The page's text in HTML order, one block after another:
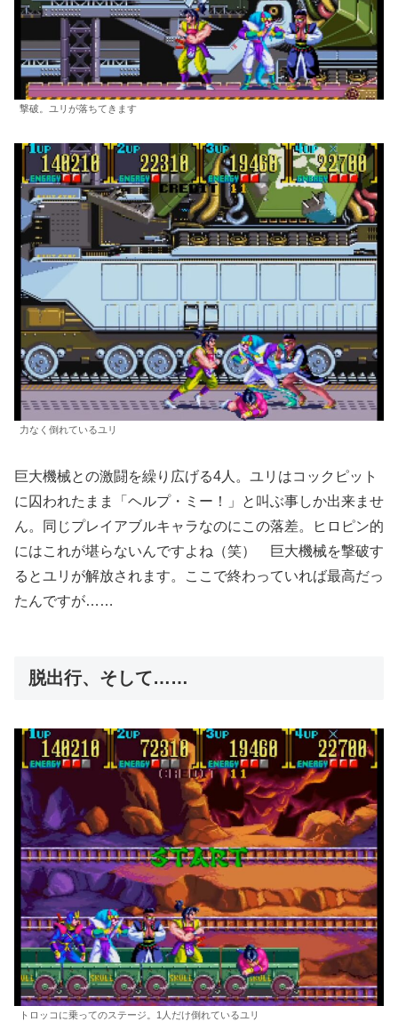
撃破。ユリが落ちてきます
力なく倒れているユリ
巨大機械との激闘を繰り広げる4人。ユリはコックピット
に囚われたまま「ヘルプ・ミー！」と叫ぶ事しか出来ませ
ん。同じプレイアブルキャラなのにこの落差。ヒロピン的
にはこれが堪らないんですよね（笑） 巨大機械を撃破す
るとユリが解放されます。ここで終わっていれば最高だっ
たんですが……
脱出行、そして……
トロッコに乗ってのステージ。1人だけ倒れているユリ